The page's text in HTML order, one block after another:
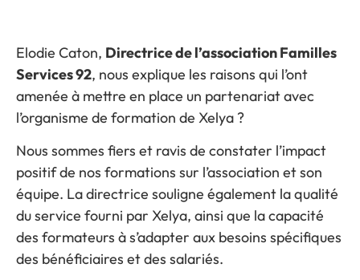
Elodie Caton, Directrice de l’association Familles
Services 92, nous explique les raisons qui l’ont
amenée à mettre en place un partenariat avec
l’organisme de formation de Xelya ?
Nous sommes fiers et ravis de constater l’impact
positif de nos formations sur l’association et son
équipe. La directrice souligne également la qualité
du service fourni par Xelya, ainsi que la capacité
des formateurs à s’adapter aux besoins spécifiques
des bénéficiaires et des salariés.